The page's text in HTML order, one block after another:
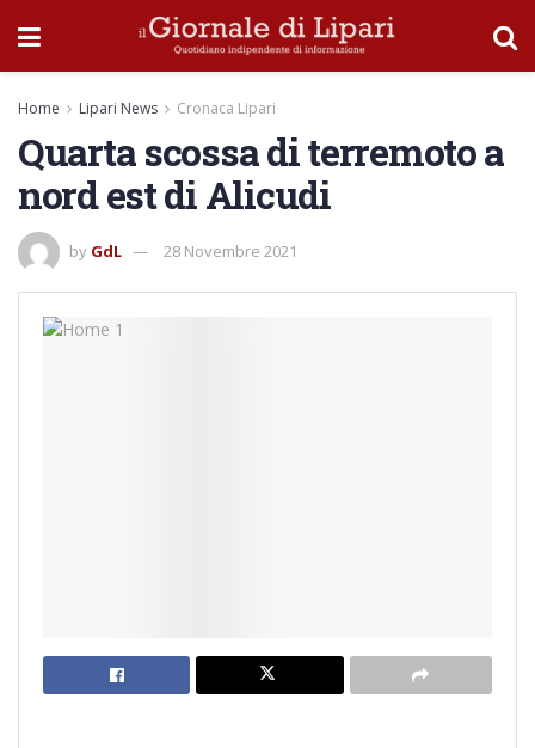
Home Lipari News Cronaca Lipari
Quarta scossa di terremoto a
nord est di Alicudi
by GdL 28 Novembre 2021